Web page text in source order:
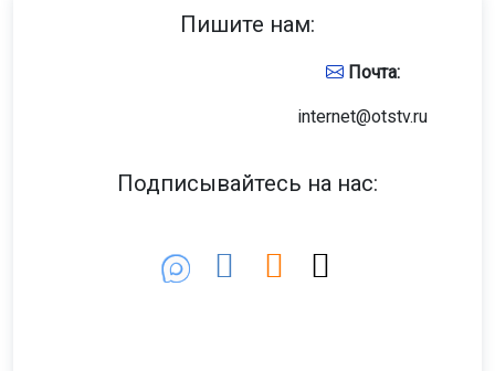
Пишите нам:
Почта:
internet@otstv.ru
Подписывайтесь на нас: